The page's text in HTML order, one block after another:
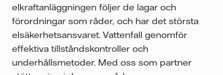
elkraftanläggningen följer de lagar och
förordningar som råder, och har det största
elsäkerhetsansvaret. Vattenfall genomför
effektiva tillståndskontroller och
underhållsmetoder. Med oss som partner